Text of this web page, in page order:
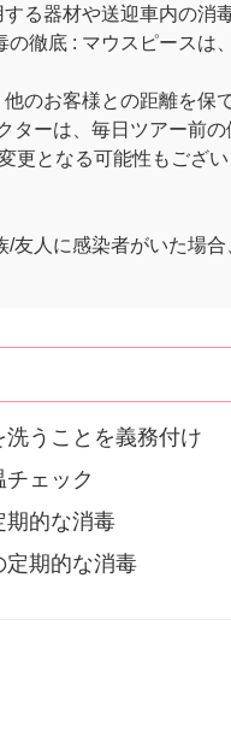
る器材や送迎車内の消
の徹底 : マウスピース
のお客様との距離を保
ターは、毎日ツアー前
更となる可能性もござい
/友人に感染者がいた場
うことを義務付け
ェック
期的な消毒
定期的な消毒